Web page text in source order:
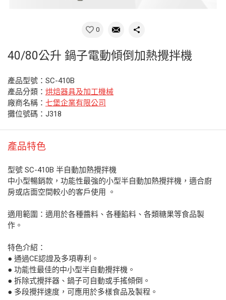
0
40/80公升 鍋子電動傾倒加熱攪拌機
產品型號：SC-410B
產品分類： 烘焙器具及加工機械
廠商名稱： 七堡企業有限公司
攤位號碼：J318
產品特色
型號 SC-410B 半自動加熱攪拌機
中小型暢銷款，功能性最強的小型半自動加熱攪拌機，適合廚
房或店面空間較小的客戶使用 。
適用範圍：適用於各種醬料、各種餡料、各類糖果等食品製
作。
特色介紹：
● 通過CE認證及多項專利。
● 功能性最佳的中小型半自動攪拌機。
● 拆除式攪拌器、鍋子可自動或手搖傾倒。
● 多段攪拌速度，可應用於多樣食品及製程。